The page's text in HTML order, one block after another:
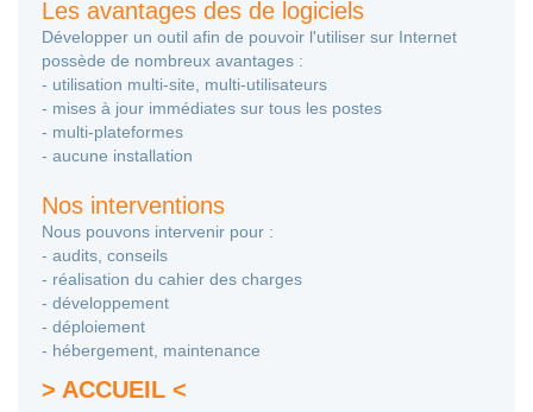
Les avantages des de logiciels
Développer un outil afin de pouvoir l'utiliser sur Internet
possède de nombreux avantages :
- utilisation multi-site, multi-utilisateurs
- mises à jour immédiates sur tous les postes
- multi-plateformes
- aucune installation
Nos interventions
Nous pouvons intervenir pour :
- audits, conseils
- réalisation du cahier des charges
- développement
- déploiement
- hébergement, maintenance
> ACCUEIL <